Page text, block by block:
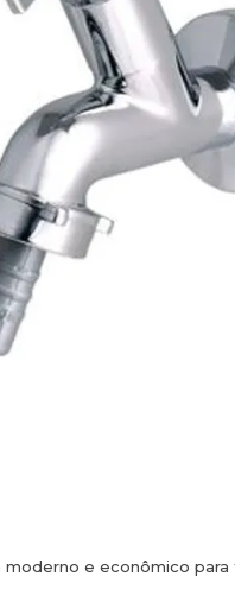
moderno e econômico